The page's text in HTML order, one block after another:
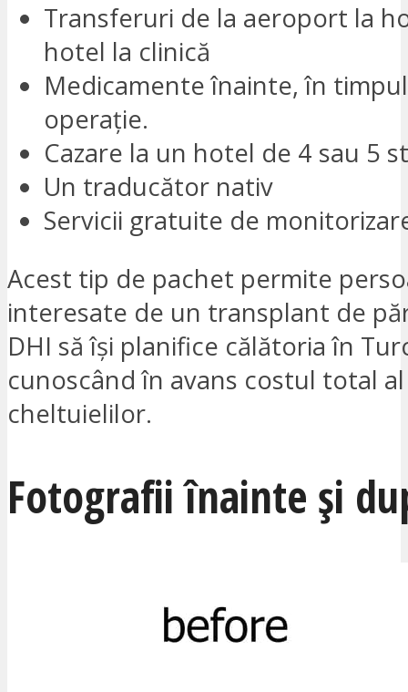
Transferuri de la aeroport la
hotel la clinică
Medicamente înainte, în
operație.
Cazare la un hotel de 4 sau 5
Un traducător nativ
Servicii gratuite de
Acest tip de pachet permite
interesate de un transplant de
DHI să își planifice călătoria în
cunoscând în avans costul total al
cheltuielilor.
Fotografii înainte și